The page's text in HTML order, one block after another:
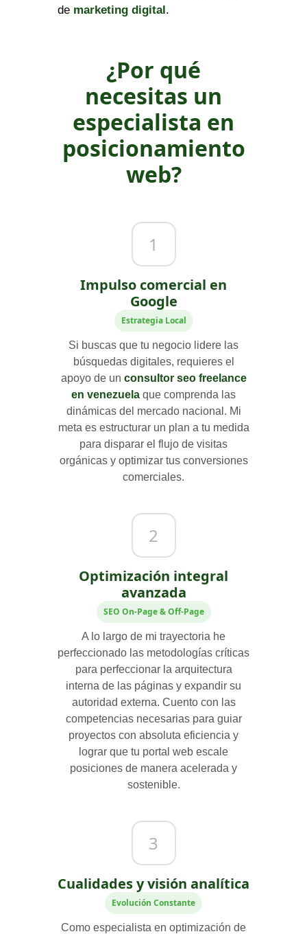
de marketing digital .
¿Por qué
necesitas un
especialista en
posicionamiento
web?
1
Impulso comercial en
Google
Estrategia Local
Si buscas que tu negocio lidere las
búsquedas digitales, requieres el
apoyo de un consultor seo freelance
en venezuela que comprenda las
dinámicas del mercado nacional. Mi
meta es estructurar un plan a tu medida
para disparar el flujo de visitas
orgánicas y optimizar tus conversiones
comerciales.
2
Optimización integral
avanzada
SEO On-Page & Off-Page
A lo largo de mi trayectoria he
perfeccionado las metodologías críticas
para perfeccionar la arquitectura
interna de las páginas y expandir su
autoridad externa. Cuento con las
competencias necesarias para guiar
proyectos con absoluta eficiencia y
lograr que tu portal web escale
posiciones de manera acelerada y
sostenible.
3
Cualidades y visión analítica
Evolución Constante
Como especialista en optimización de